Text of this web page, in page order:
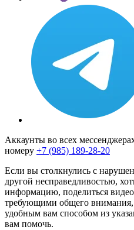
Аккаунты во всех
номеру +7 (985) 189-28-20
Если вы столкнулись с
другой несправедливостью,
информацию, поделиться
требующими общего
удобным вам способом из
вам помочь.